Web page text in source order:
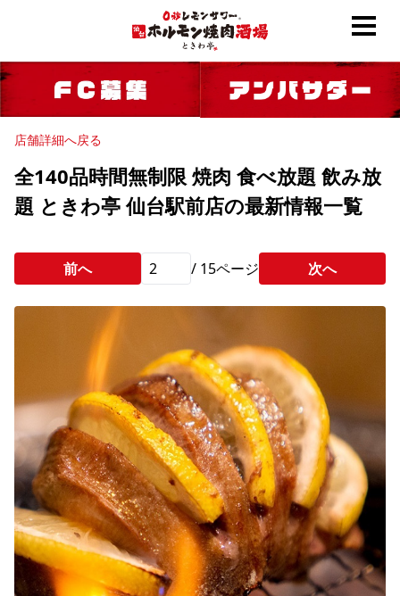
店舗詳細へ戻る
全140品時間無制限 焼肉 食べ放題 飲み放
題 ときわ亭 仙台駅前店の最新情報一覧
前へ / 15ページ 次へ